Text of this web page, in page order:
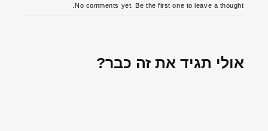
No comments yet. Be the first one to leave a thought.
אולי תגיד את זה כבר?